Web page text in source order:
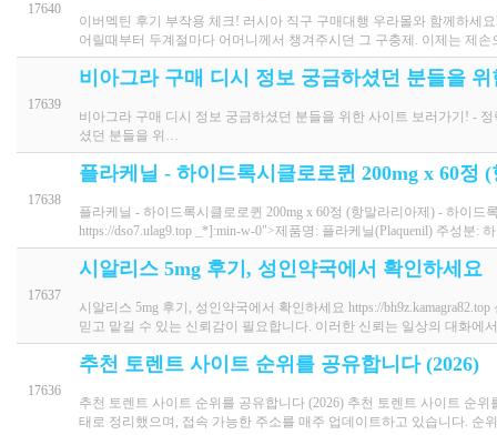
17640
이버멕틴 후기 부작용 체크! 러시아 직구 구매대행 우라몰와 함께하세
어릴때부터 두계절마다 어머니께서 챙겨주시던 그 구충제. 이제는 제
17639
비아그라 구매 디시 정보 궁금하셨던 분들을
비아그라 구매 디시 정보 궁금하셨던 분들을 위한 사이트 보러가기! -
셨던 분들을 위…
17638
플라케닐 - 하이드록시클로로퀸 200mg x 60정
플라케닐 - 하이드록시클로로퀸 200mg x 60정 (항말라리아제) - 하이
https://dso7.ulag9.top _*]:min-w-0">제품명: 플라케닐(Plaquenil) 주성분:
17637
시알리스 5mg 후기, 성인약국에서 확인하세요
시알리스 5mg 후기, 성인약국에서 확인하세요 https://
믿고 맡길 수 있는 신뢰감이 필요합니다. 이러한 신뢰는 일상의 대화에
17636
추천 토렌트 사이트 순위를 공유합니다 (2026)
추천 토렌트 사이트 순위를 공유합니다 (2026) 추천 토렌트 사이트 순
태로 정리했으며, 접속 가능한 주소를 매주 업데이트하고 있습니다. 순